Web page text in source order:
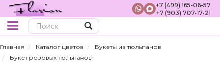
+7 (499) 165-06-57
+7 (903) 707-17-21
Главная Каталог цветов
Букеты из тюльпанов
Букет розовых тюльпанов